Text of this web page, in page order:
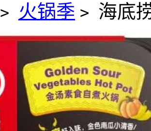
> 火锅季 > 海底